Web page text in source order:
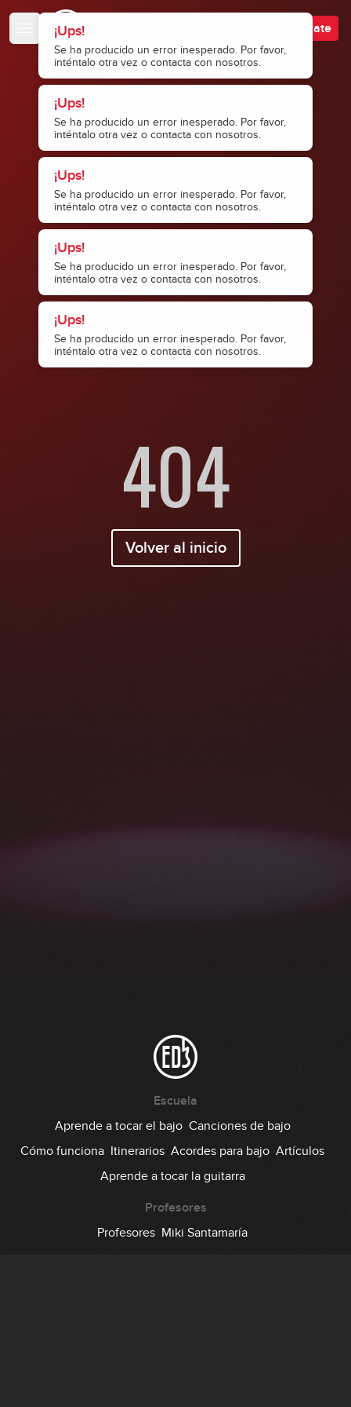
¡Ups!
Se ha producido un error inesperado. Por favor,
inténtalo otra vez o contacta con nosotros.
¡Ups!
Se ha producido un error inesperado. Por favor,
inténtalo otra vez o contacta con nosotros.
¡Ups!
Se ha producido un error inesperado. Por favor,
inténtalo otra vez o contacta con nosotros.
¡Ups!
Se ha producido un error inesperado. Por favor,
inténtalo otra vez o contacta con nosotros.
¡Ups!
Se ha producido un error inesperado. Por favor,
inténtalo otra vez o contacta con nosotros.
Regístrate
404
Volver al inicio
Escuela
Aprende a tocar el bajo Canciones de bajo
Cómo funciona Itinerarios Acordes para bajo Artículos
Aprende a tocar la guitarra
Profesores
Profesores Miki Santamaría
Escuela de Bajistas